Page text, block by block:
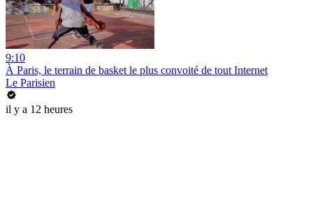
9:10
À Paris, le terrain de basket le plus convoité de tout Internet
Le Parisien
il y a 12 heures